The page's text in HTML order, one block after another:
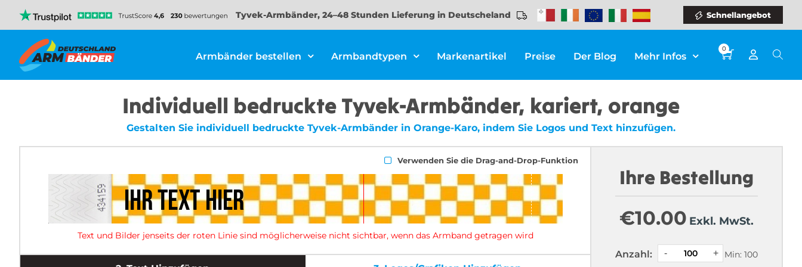
Tyvek-Armbänder, 24–48 Stunden Lieferung in Deutscheland Schnellangebot
Armbänder bestellen Armbandtypen Markenartikel Preise Der Blog Mehr Infos
0
Individuell bedruckte Tyvek-Armbänder, kariert, orange
Gestalten Sie individuell bedruckte Tyvek-Armbänder in Orange-Karo, indem Sie Logos und Text hinzufügen.
Verwenden Sie die Drag-and-Drop-Funktion
Text und Bilder jenseits der roten Linie sind möglicherweise nicht sichtbar, wenn das Armband getragen wird
Ihre Bestellung
€10.00 Exkl. MwSt.
Anzahl: Min: 100